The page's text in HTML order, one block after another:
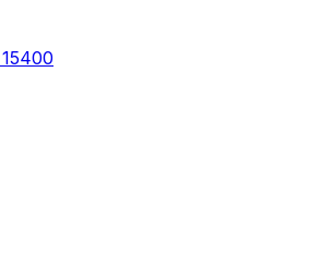
15400